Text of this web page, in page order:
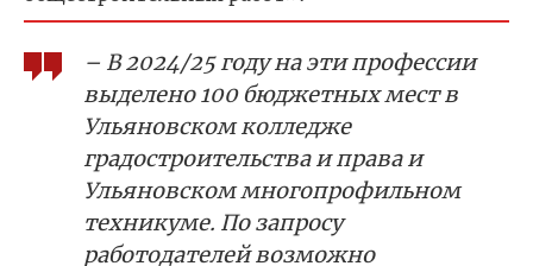
– В 2024/25 году на эти профессии
выделено 100 бюджетных мест в
Ульяновском колледже
градостроительства и права и
Ульяновском многопрофильном
техникуме. По запросу
работодателей возможно